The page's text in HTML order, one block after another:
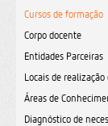
Serviços de
CESPU
Sites do grupo
Utilizador
Contactos
Cursos de formação
Corpo docente
Entidades Parceiras
Locais de
Áreas de
Diagnóstico de